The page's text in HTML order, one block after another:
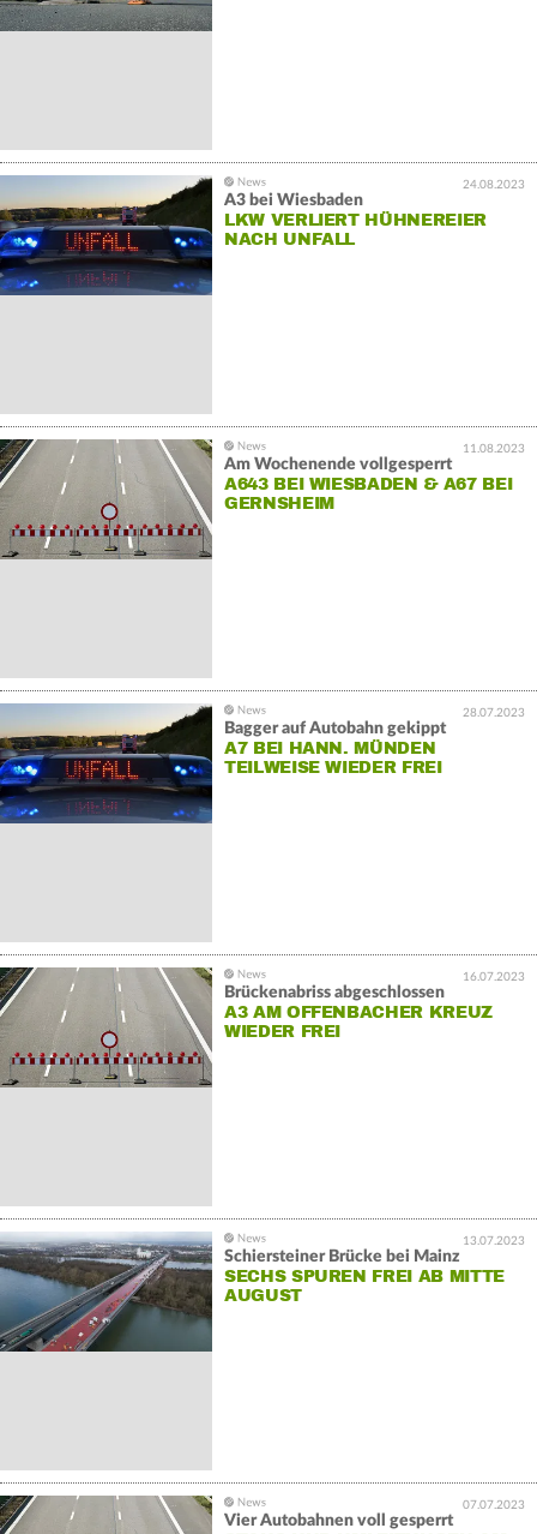
24.08.2023
A3 bei Wiesbaden
LKW VERLIERT HÜHNEREIER
NACH UNFALL
11.08.2023
Am Wochenende vollgesperrt
A643 BEI WIESBADEN & A67 BEI
GERNSHEIM
28.07.2023
Bagger auf Autobahn gekippt
A7 BEI HANN. MÜNDEN
TEILWEISE WIEDER FREI
16.07.2023
Brückenabriss abgeschlossen
A3 AM OFFENBACHER KREUZ
WIEDER FREI
13.07.2023
Schiersteiner Brücke bei Mainz
SECHS SPUREN FREI AB MITTE
AUGUST
07.07.2023
Vier Autobahnen voll gesperrt